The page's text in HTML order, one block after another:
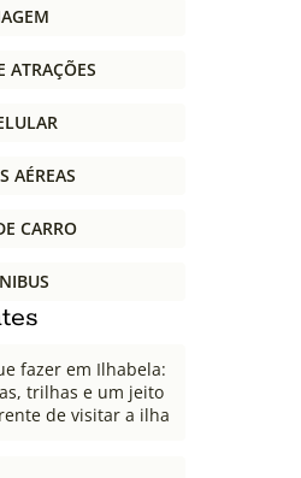
ATRAÇÕES
AÉREAS
CARRO
fazer em Ilhabela:
trilhas e um jeito
de visitar a ilha